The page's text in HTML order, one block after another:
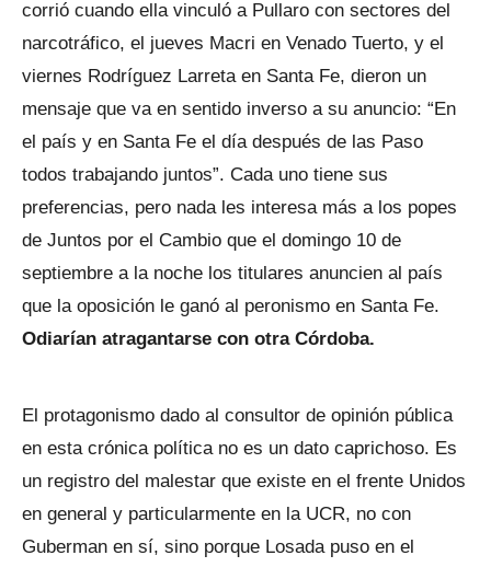
corrió cuando ella vinculó a Pullaro con sectores del
narcotráfico, el jueves Macri en Venado Tuerto, y el
viernes Rodríguez Larreta en Santa Fe, dieron un
mensaje que va en sentido inverso a su anuncio: “En
el país y en Santa Fe el día después de las Paso
todos trabajando juntos”. Cada uno tiene sus
preferencias, pero nada les interesa más a los popes
de Juntos por el Cambio que el domingo 10 de
septiembre a la noche los titulares anuncien al país
que la oposición le ganó al peronismo en Santa Fe.
Odiarían atragantarse con otra Córdoba.
El protagonismo dado al consultor de opinión pública
en esta crónica política no es un dato caprichoso. Es
un registro del malestar que existe en el frente Unidos
en general y particularmente en la UCR, no con
Guberman en sí, sino porque Losada puso en el